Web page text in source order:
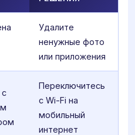
Удалите
ненужные фото
или приложения
Переключитесь
с Wi-Fi на
мобильный
интернет